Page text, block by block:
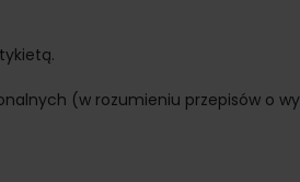
(w rozumieniu przepisów o